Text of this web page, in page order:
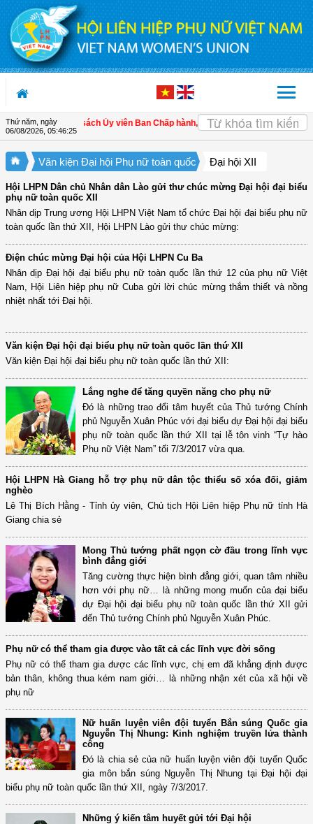
Truy cập nội dung luôn
Thứ năm, ngày
06/08/2026, 05:46:25
Danh sách Ủy viên Ban Chấp hành, Đoàn Chủ tịch và Thường
Văn kiện Đại hội Phụ nữ toàn quốc Đại hội XII
Hội LHPN Dân chủ Nhân dân Lào gửi thư chúc mừng Đại hội đại biểu
phụ nữ toàn quốc XII
Nhân dịp Trung ương Hội LHPN Việt Nam tổ chức Đại hội đại biểu phụ nữ
toàn quốc lần thứ XII, Hội LHPN Lào gửi thư chúc mừng:
Điện chúc mừng Đại hội của Hội LHPN Cu Ba
Nhân dịp Đại hội đại biểu phụ nữ toàn quốc lần thứ 12 của phụ nữ Việt
Nam, Hội Liên hiệp phụ nữ Cuba gửi lời chúc mừng thắm thiết và nồng
nhiệt nhất tới Đại hội.
Văn kiện Đại hội đại biểu phụ nữ toàn quốc lần thứ XII
Văn kiện Đại hội đại biểu phụ nữ toàn quốc lần thứ XII:
Lắng nghe để tăng quyền năng cho phụ nữ
Đó là những trao đổi tâm huyết của Thủ tướng Chính
phủ Nguyễn Xuân Phúc với đại biểu dự Đại hội đại biểu
phụ nữ toàn quốc lần thứ XII tại lễ tôn vinh “Tự hào
Phụ nữ Việt Nam” tối 7/3/2017 vừa qua.
Hội LHPN Hà Giang hỗ trợ phụ nữ dân tộc thiểu số xóa đối, giảm
nghèo
Lê Thị Bích Hằng - Tỉnh ủy viên, Chủ tịch Hội Liên hiệp Phụ nữ tỉnh Hà
Giang chia sẻ
Mong Thủ tướng phất ngọn cờ đầu trong lĩnh vực
bình đẳng giới
Tăng cường thực hiện bình đẳng giới, quan tâm nhiều
hơn với phụ nữ… là những mong muốn của đại biểu
dự Đại hội đại biểu phụ nữ toàn quốc lần thứ XII gửi
đến Thủ tướng Chính phủ Nguyễn Xuân Phúc.
Phụ nữ có thể tham gia được vào tất cả các lĩnh vực đời sống
Phụ nữ có thể tham gia được các lĩnh vực, chị em đã khẳng định được
bản thân, không thua kém nam giới… là những nhận xét của xã hội về
phụ nữ
Nữ huấn luyện viên đội tuyển Bắn súng Quốc gia
Nguyễn Thị Nhung: Kinh nghiệm truyền lửa thành
công
Đó là chia sẻ của nữ huấn luyện viên đội tuyển Quốc
gia môn bắn súng Nguyễn Thị Nhung tại Đại hội đại
biểu phụ nữ toàn quốc lần thứ XII, ngày 7/3/2017.
Những ý kiến tâm huyết gửi tới Đại hội